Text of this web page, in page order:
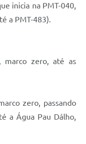
inicia na PMT-040,
a PMT-483).
marco zero, até as
zero, passando
a Água Pau Dálho,